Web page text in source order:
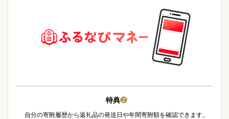
特典❷
自分の寄附履歴から返礼品の発送日や年間寄附額を確認できます。